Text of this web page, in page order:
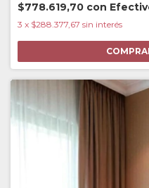
$778.619,70 con
3 x $288.377,67 sin interés